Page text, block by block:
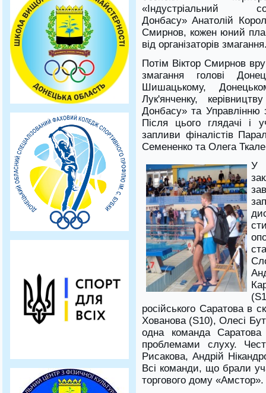
«Індустріальний
Донбасу» Анатолій
Смирнов, кожен юний
від організаторів змагання
Потім Віктор Смирнов
змагання
голові
Шишацькому,
Лук'янченку,
керівництву
Донбасу» та Управлінню
Після цього
глядачі і
запливи фіналістів
Семененко та Олега
У
російського Саратова в
Хованова (S10), Олесі
одна команда
проблемами слуху.
Рисакова, Андрій
Всі команди, що брали
торгового дому «Амстор».